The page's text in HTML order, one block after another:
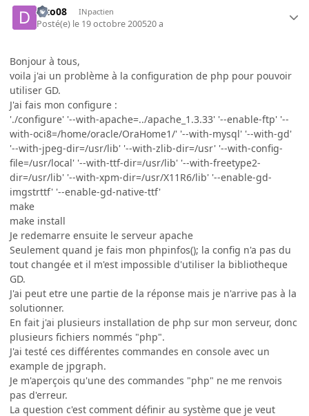
dito08 INpactien
Posté(e) le 19 octobre 200520 a
Bonjour à tous,
voila j'ai un problème à la configuration de php pour pouvoir
utiliser GD.
J'ai fais mon configure :
'./configure' '--with-apache=../apache_1.3.33' '--enable-ftp' '--
with-oci8=/home/oracle/OraHome1/' '--with-mysql' '--with-gd'
'--with-jpeg-dir=/usr/lib' '--with-zlib-dir=/usr' '--with-config-
file=/usr/local' '--with-ttf-dir=/usr/lib' '--with-freetype2-
dir=/usr/lib' '--with-xpm-dir=/usr/X11R6/lib' '--enable-gd-
imgstrttf' '--enable-gd-native-ttf'
make
make install
Je redemarre ensuite le serveur apache
Seulement quand je fais mon phpinfos(); la config n'a pas du
tout changée et il m'est impossible d'utiliser la bibliotheque
GD.
J'ai peut etre une partie de la réponse mais je n'arrive pas à la
solutionner.
En fait j'ai plusieurs installation de php sur mon serveur, donc
plusieurs fichiers nommés "php".
J'ai testé ces différentes commandes en console avec un
example de jpgraph.
Je m'aperçois qu'une des commandes "php" ne me renvois
pas d'erreur.
La question c'est comment définir au système que je veut